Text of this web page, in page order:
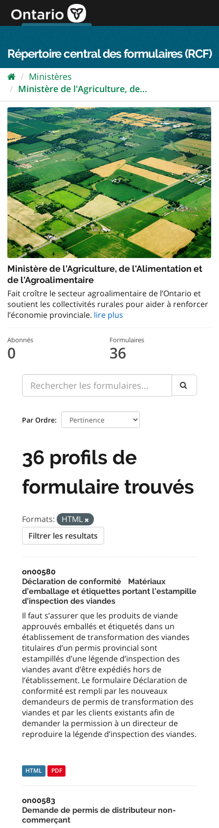
directement
au
Répertoire central des formulaires (RCF)
Ministères
Ministère de l'Agriculture, de...
Ministère de l'Agriculture, de l'Alimentation et
de l'Agroalimentaire
Fait croître le secteur agroalimentaire de l’Ontario et
soutient les collectivités rurales pour aider à renforcer
l’économie provinciale. lire plus
Abonnés
0
Formulaires
36
Par Ordre
36 profils de
formulaire trouvés
Formats:
HTML
Filtrer les resultats
on00580
Déclaration de conformité Matériaux
d’emballage et étiquettes portant l’estampille
d’inspection des viandes
Il faut s’assurer que les produits de viande
approuvés emballés et étiquetés dans un
établissement de transformation des viandes
titulaires d’un permis provincial sont
estampillés d’une légende d’inspection des
viandes avant d’être expédiés hors de
l’établissement. Le formulaire Déclaration de
conformité est rempli par les nouveaux
demandeurs de permis de transformation des
viandes et par les clients existants afin de
demander la permission à un directeur de
reproduire la légende d’inspection des viandes.
HTML PDF
on00583
Demande de permis de distributeur non-
commerçant